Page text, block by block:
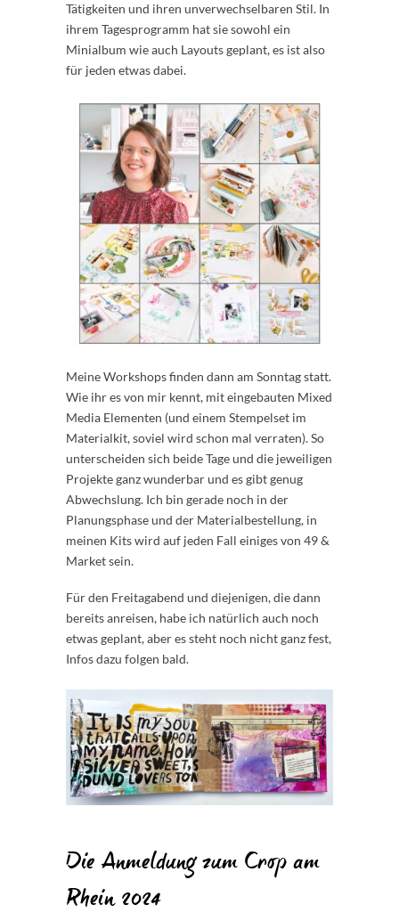
Tätigkeiten und ihren unverwechselbaren Stil. In
ihrem Tagesprogramm hat sie sowohl ein
Minialbum wie auch Layouts geplant, es ist also
für jeden etwas dabei.
Meine Workshops finden dann am Sonntag statt.
Wie ihr es von mir kennt, mit eingebauten Mixed
Media Elementen (und einem Stempelset im
Materialkit, soviel wird schon mal verraten). So
unterscheiden sich beide Tage und die jeweiligen
Projekte ganz wunderbar und es gibt genug
Abwechslung. Ich bin gerade noch in der
Planungsphase und der Materialbestellung, in
meinen Kits wird auf jeden Fall einiges von 49 &
Market sein.
Für den Freitagabend und diejenigen, die dann
bereits anreisen, habe ich natürlich auch noch
etwas geplant, aber es steht noch nicht ganz fest,
Infos dazu folgen bald.
Die Anmeldung zum Crop am
Rhein 2024